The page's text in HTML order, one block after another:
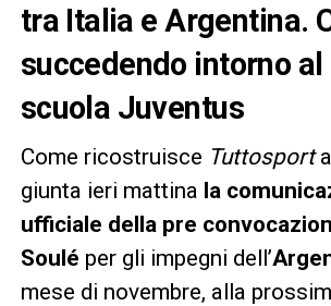
tra Italia e Argentina.
succedendo intorno
scuola Juventus
Come ricostruisce Tuttosport
giunta ieri mattina la
ufficiale della pre
Soulé per gli impegni dell’
mese di novembre, alla